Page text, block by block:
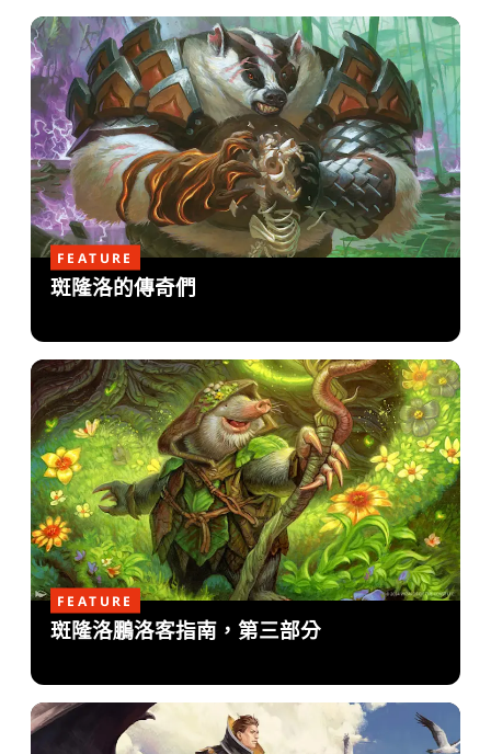
FEATURE
斑隆洛的傳奇們
FEATURE
斑隆洛鵬洛客指南，第三部分